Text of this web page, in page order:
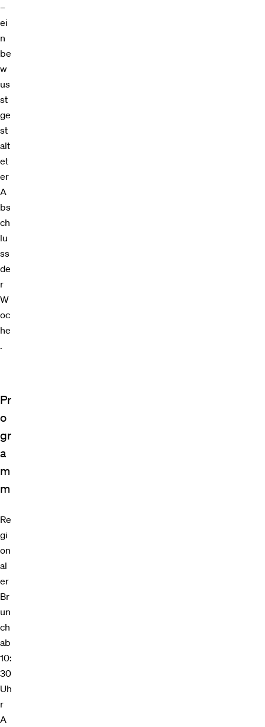
–
ei
n
be
w
us
st
ge
st
alt
et
er
A
bs
ch
lu
ss
de
r
W
oc
he
.
Pr
o
gr
a
m
m
Re
gi
on
al
er
Br
un
ch
ab
10:
30
Uh
r
A